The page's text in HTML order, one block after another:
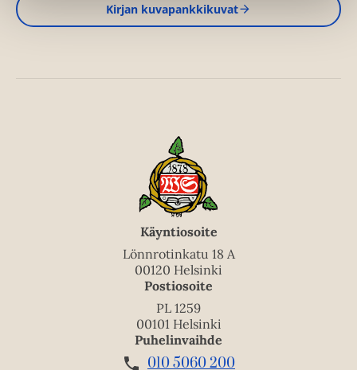
Kirjan kuvapankkikuvat
Käyntiosoite
Lönnrotinkatu 18 A
00120 Helsinki
Postiosoite
PL 1259
00101 Helsinki
Puhelinvaihde
010 5060 200